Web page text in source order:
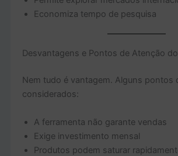
Economiza tempo de pesquisa
Desvantagens e Pontos de Atenção
Nem tudo é vantagem. Alguns pontos
considerados:
A ferramenta não garante vendas
Exige investimento mensal
Produtos podem saturar